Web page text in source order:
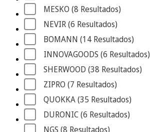
MESKO (8 Resultados)
NEVIR (6 Resultados)
BOMANN (14 Resultados)
INNOVAGOODS (6 Resultados)
SHERWOOD (38 Resultados)
ZIPRO (7 Resultados)
QUOKKA (35 Resultados)
DURONIC (6 Resultados)
NGS (8 Resultados)